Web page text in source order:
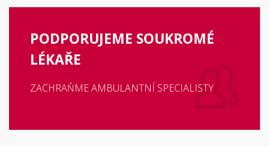
PODPORUJEME SOUKROMÉ
LÉKAŘE
ZACHRAŇME AMBULANTNÍ SPECIALISTY